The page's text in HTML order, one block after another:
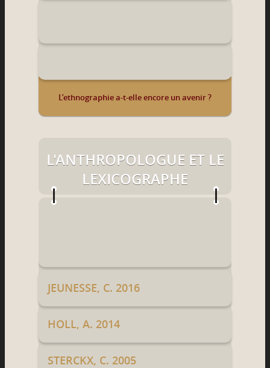
L’ethnographie a-t-elle encore un avenir ?
L'ANTHROPOLOGUE ET LE
LEXICOGRAPHE
JEUNESSE, C. 2016
HOLL, A. 2014
STERCKX, C. 2005